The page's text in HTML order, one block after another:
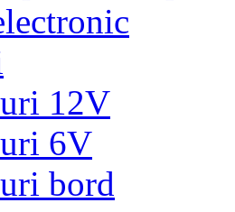
12V
6V
bord